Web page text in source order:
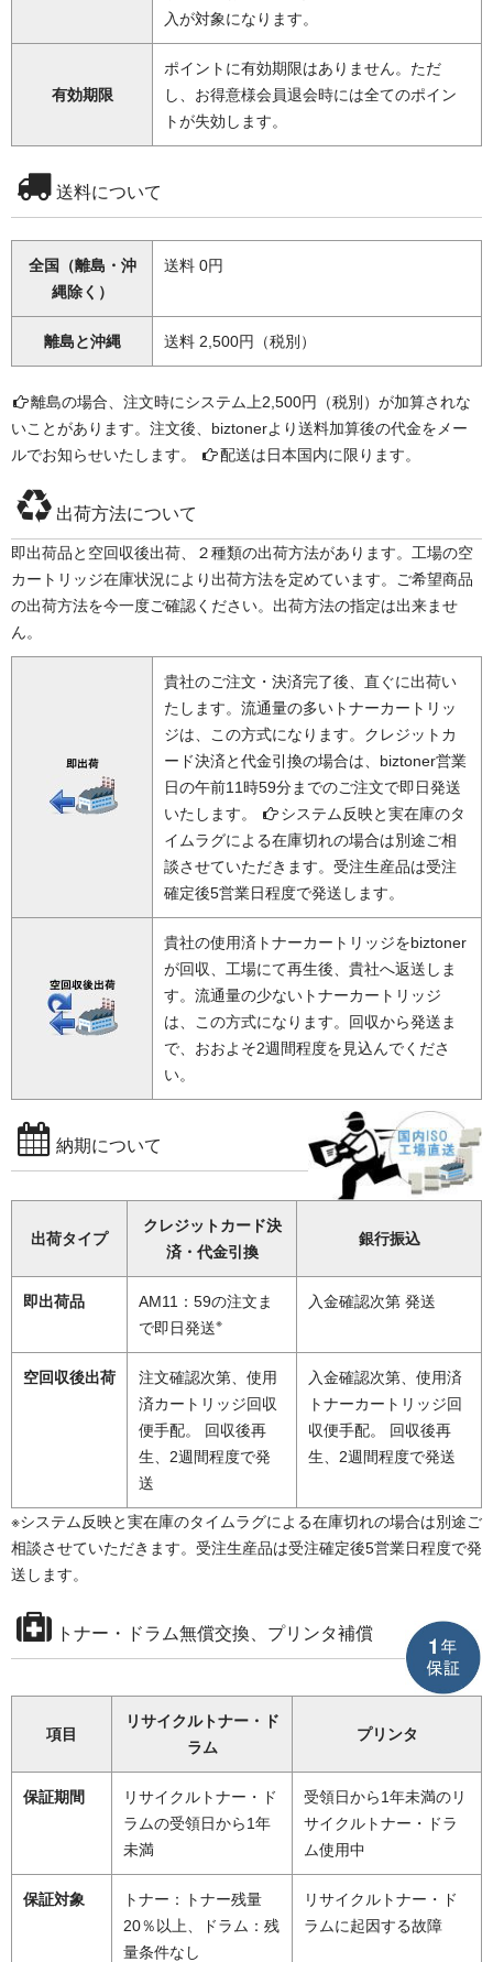
入が対象になります。
有効期限
ポイントに有効期限はありません。ただ
し、お得意様会員退会時には全てのポイン
トが失効します。
送料について
全国（離島・沖
縄除く）
送料 0円
離島と沖縄 送料 2,500円（税別）
離島の場合、注文時にシステム上2,500円（税別）が加算されな
いことがあります。注文後、biztonerより送料加算後の代金をメー
ルでお知らせいたします。
配送は日本国内に限ります。
出荷方法について
即出荷品と空回収後出荷、２種類の出荷方法があります。工場の空
カートリッジ在庫状況により出荷方法を定めています。ご希望商品
の出荷方法を今一度ご確認ください。出荷方法の指定は出来ませ
ん。
貴社のご注文・決済完了後、直ぐに出荷い
たします。流通量の多いトナーカートリッ
ジは、この方式になります。クレジットカ
ード決済と代金引換の場合は、biztoner営業
日の午前11時59分までのご注文で即日発送
いたします。
システム反映と実在庫のタ
イムラグによる在庫切れの場合は別途ご相
談させていただきます。受注生産品は受注
確定後5営業日程度で発送します。
貴社の使用済トナーカートリッジをbiztoner
が回収、工場にて再生後、貴社へ返送しま
す。流通量の少ないトナーカートリッジ
は、この方式になります。回収から発送ま
で、おおよそ2週間程度を見込んでくださ
い。
納期について
出荷タイプ
クレジットカード決
済・代金引換
銀行振込
即出荷品
AM11：59の注文ま
で即日発送※
入金確認次第 発送
空回収後出荷
注文確認次第、使用
済カートリッジ回収
便手配。 回収後再
生、2週間程度で発
送
入金確認次第、使用済
トナーカートリッジ回
収便手配。 回収後再
生、2週間程度で発送
※システム反映と実在庫のタイムラグによる在庫切れの場合は別途ご
相談させていただきます。受注生産品は受注確定後5営業日程度で発
送します。
トナー・ドラム無償交換、プリンタ補償
項目
リサイクルトナー・ド
ラム
プリンタ
保証期間
リサイクルトナー・ド
ラムの受領日から1年
未満
受領日から1年未満のリ
サイクルトナー・ドラ
ム使用中
保証対象
トナー：トナー残量
20％以上、ドラム：残
量条件なし
リサイクルトナー・ド
ラムに起因する故障